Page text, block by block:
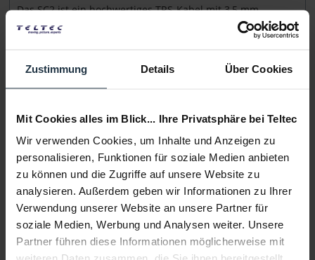
Zustimmung Details Über Cookies
Mit Cookies alles im Blick... Ihre Privatsphäre bei Teltec
Wir verwenden Cookies, um Inhalte und Anzeigen zu
personalisieren, Funktionen für soziale Medien anbieten
zu können und die Zugriffe auf unsere Website zu
analysieren. Außerdem geben wir Informationen zu Ihrer
Verwendung unserer Website an unsere Partner für
soziale Medien, Werbung und Analysen weiter. Unsere
Partner führen diese Informationen möglicherweise mit
Das SC2 ist ein hochwertiges TRS-Kabel mit 3,5 mm-
Steckern. Dieses Spiralkabel hat eine...
Infos zu Hersteller & Produktsicherheit
Folgende Infos zum Hersteller sind verfübar......
Weitere Artikel von Rode ansehen